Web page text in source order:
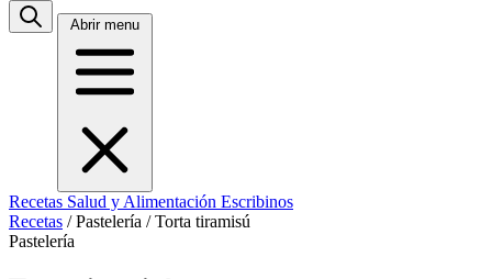
Abrir menu
Recetas Salud y Alimentación Escribinos
Recetas / Pastelería / Torta tiramisú
Pastelería